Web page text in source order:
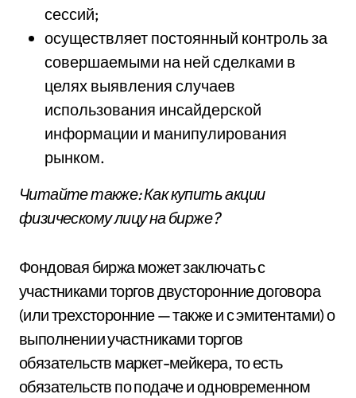
сессий;
осуществляет постоянный контроль за
совершаемыми на ней сделками в
целях выявления случаев
использования инсайдерской
информации и манипулирования
рынком.
Читайте также: Как купить акции
физическому лицу на бирже?
Фондовая биржа может заключать с
участниками торгов двусторонние договора
(или трехсторонние — также и с эмитентами) о
выполнении участниками торгов
обязательств маркет-мейкера, то есть
обязательств по подаче и одновременном